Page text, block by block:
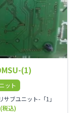
(1)
ット
ブユニット-「1」
(税込)